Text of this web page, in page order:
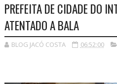
PREFEITA DE CIDADE DO
ATENTADO A BALA
BLOG JACÓ COSTA 06:52:00